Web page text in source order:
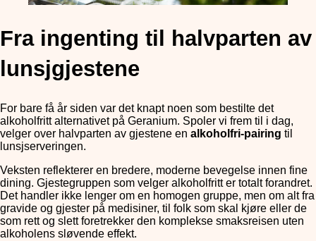
Fra ingenting til halvparten av
lunsjgjestene
For bare få år siden var det knapt noen som bestilte det
alkoholfritt alternativet på Geranium. Spoler vi frem til i dag,
velger over halvparten av gjestene en alkoholfri-pairing til
lunsjserveringen.
Veksten reflekterer en bredere, moderne bevegelse innen fine
dining. Gjestegruppen som velger alkoholfritt er totalt forandret.
Det handler ikke lenger om en homogen gruppe, men om alt fra
gravide og gjester på medisiner, til folk som skal kjøre eller de
som rett og slett foretrekker den komplekse smaksreisen uten
alkoholens sløvende effekt.